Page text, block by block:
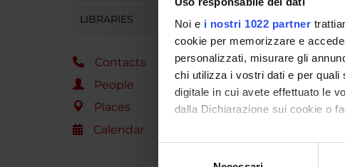
Noi e i nostri 1022 partner
cookie per memorizzare e
personalizzati, misurare gli
chi utilizza i vostri dati e per
digitale in cui avete effettuato le
dalla Dichiarazione sui cookie o
Con il tuo consenso, vorremmo
raccogliere informazioni
LIBRARIES
Contacts
People
Places
Calendar
ranking as
Manager
Location